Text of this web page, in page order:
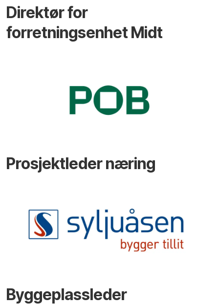
Direktør for
forretningsenhet Midt
Prosjektleder næring
Byggeplassleder